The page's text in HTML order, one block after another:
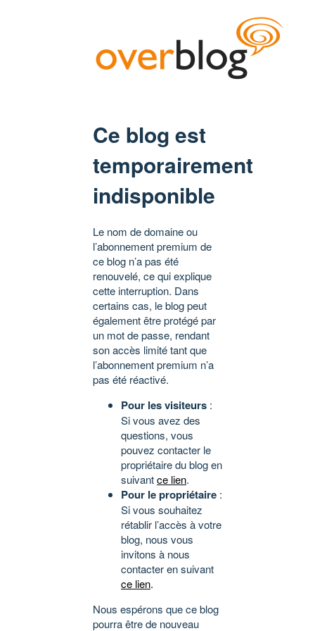
Ce blog est
temporairement
indisponible
Le nom de domaine ou
l’abonnement premium de
ce blog n’a pas été
renouvelé, ce qui explique
cette interruption. Dans
certains cas, le blog peut
également être protégé par
un mot de passe, rendant
son accès limité tant que
l’abonnement premium n’a
pas été réactivé.
Pour les visiteurs :
Si vous avez des
questions, vous
pouvez contacter le
propriétaire du blog en
suivantce lien.
Pour le propriétaire :
Si vous souhaitez
rétablir l’accès à votre
blog, nous vous
invitons à nous
contacter en suivant
ce lien.
Nous espérons que ce blog
pourra être de nouveau